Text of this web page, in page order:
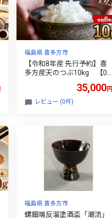
福島県 喜多方市
【令和8年産 先行予約】喜
多方産天のつぶ10kg 【07
35,000円
レビュー (0件)
福島県 喜多方市
螺鈿端反溜塗酒盃「潮流」